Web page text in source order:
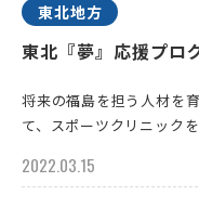
東北地方
東北『夢』応援プ
将来の福島を担う人材を
て、スポーツクリニック
2022.03.15